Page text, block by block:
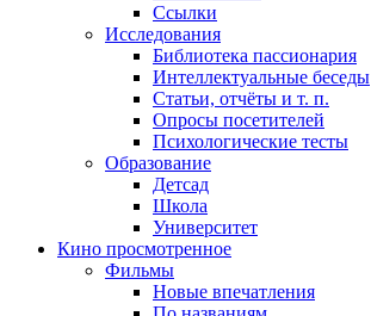
Ссылки
Исследования
Библиотека пассионария
Интеллектуальные беседы
Статьи, отчёты и т. п.
Опросы посетителей
Психологические тесты
Образование
Детсад
Школа
Университет
Кино просмотренное
Фильмы
Новые впечатления